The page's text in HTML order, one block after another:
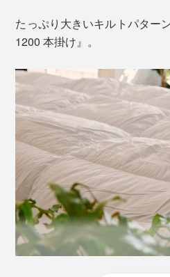
軽くて暖かいのに、水に強い
例えば、本品「1200本掛け」
たっぷり大きいキルトパター
1200 本掛け』。